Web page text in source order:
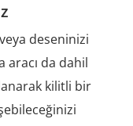
deseninizi
da dahil
kilitli bir